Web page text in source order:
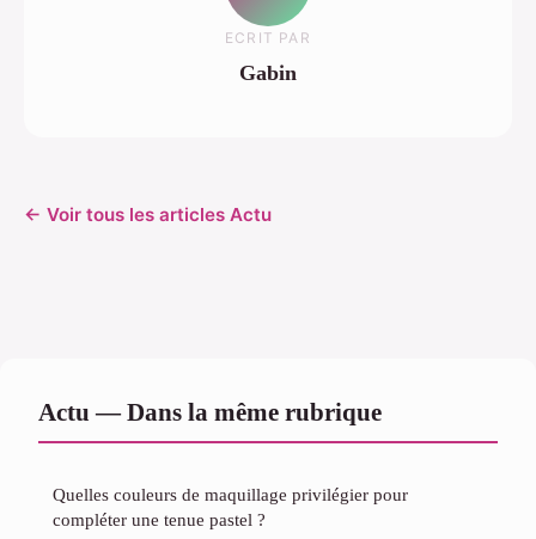
ECRIT PAR
Gabin
← Voir tous les articles Actu
Actu — Dans la même rubrique
Quelles couleurs de maquillage privilégier pour
compléter une tenue pastel ?